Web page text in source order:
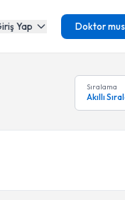
Yap Doktor
Sıralama
Akıllı